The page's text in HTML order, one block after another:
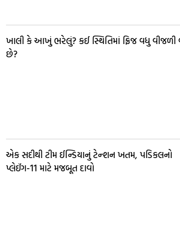
ખાલી કે આખું ભરેલું? કઈ સ્થિતિમાં ફ્રિજ વધુ વીજળી
છે?
એક સદીથી ટીમ ઈન્ડિયાનું ટેન્શન ખતમ, પડિકલનો
પ્લેઈંગ-11 માટે મજબૂત દાવો